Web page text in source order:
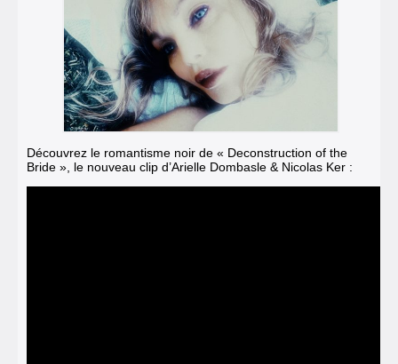
Découvrez le romantisme noir de « Deconstruction of the
Bride » le nouveau clip d’Arielle Dombasle & Nicolas Ker :